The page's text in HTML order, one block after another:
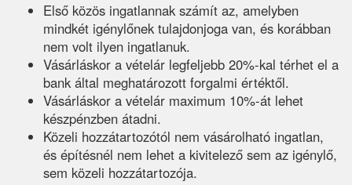
Első közös ingatlannak számít az, amelyben
mindkét igénylőnek tulajdonjoga van, és korábban
nem volt ilyen ingatlanuk.
Vásárláskor a vételár legfeljebb 20%-kal térhet el a
bank által meghatározott forgalmi értéktől.
Vásárláskor a vételár maximum 10%-át lehet
készpénzben átadni.
Közeli hozzátartozótól nem vásárolható ingatlan,
és építésnél nem lehet a kivitelező sem az igénylő,
sem közeli hozzátartozója.